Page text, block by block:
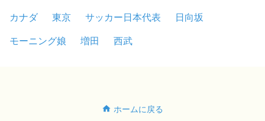
カナダ
東京 サッカー日本代表
日向坂
モーニング娘
増田 西武
ホームに戻る